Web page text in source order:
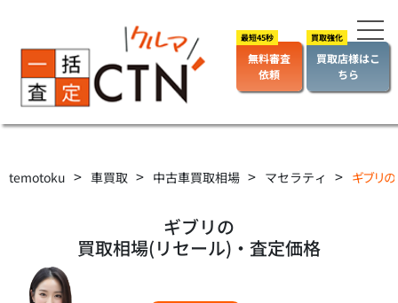
無料審査
依頼
買取店様はこ
ちら
temotoku > 車買取 > 中古車買取相場 > マセラティ > ギブリ
ギブリの
買取相場(リセール)・査定価格